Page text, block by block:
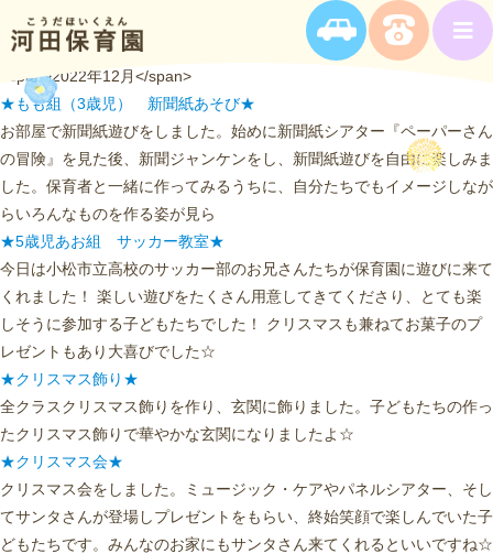
<span>2022年12月</span>
★もも組（3歳児） 新聞紙あそび★
お部屋で新聞紙遊びをしました。始めに新聞紙シアター『ペーパーさん
の冒険』を見た後、新聞ジャンケンをし、新聞紙遊びを自由に楽しみま
した。保育者と一緒に作ってみるうちに、自分たちでもイメージしなが
らいろんなものを作る姿が見ら
★5歳児あお組 サッカー教室★
今日は小松市立高校のサッカー部のお兄さんたちが保育園に遊びに来て
くれました！ 楽しい遊びをたくさん用意してきてくださり、とても楽
しそうに参加する子どもたちでした！ クリスマスも兼ねてお菓子のプ
レゼントもあり大喜びでした☆
★クリスマス飾り★
全クラスクリスマス飾りを作り、玄関に飾りました。子どもたちの作っ
たクリスマス飾りで華やかな玄関になりましたよ☆
★クリスマス会★
クリスマス会をしました。ミュージック・ケアやパネルシアター、そし
てサンタさんが登場しプレゼントをもらい、終始笑顔で楽しんでいた子
どもたちです。みんなのお家にもサンタさん来てくれるといいですね☆